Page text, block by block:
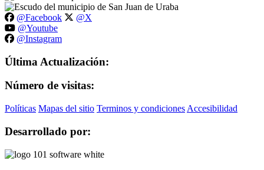
@Facebook
@X
@Youtube
@Instagram
Última Actualización:
Número de visitas:
Políticas Mapas del sitio Terminos y condiciones Accesibilidad
Desarrollado por: